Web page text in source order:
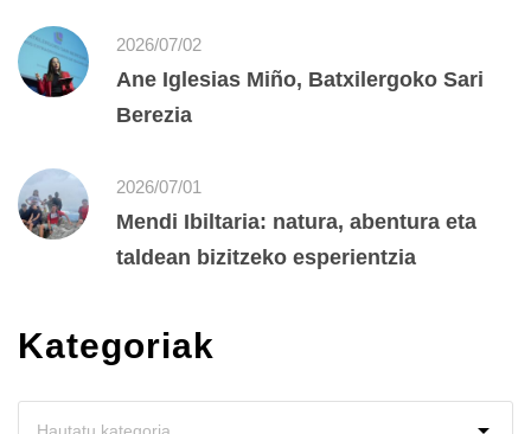
2026/07/02
Ane Iglesias Miño, Batxilergoko Sari
Berezia
2026/07/01
Mendi Ibiltaria: natura, abentura eta
taldean bizitzeko esperientzia
Kategoriak